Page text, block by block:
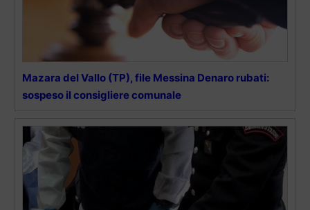
Mazara del Vallo (TP), file Messina Denaro rubati:
sospeso il consigliere comunale